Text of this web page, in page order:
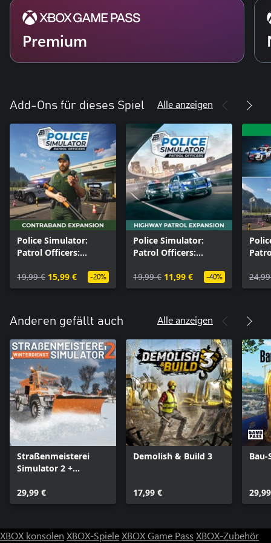
Premium
Add-Ons für dieses Spiel Alle anzeigen
Police Simulator:
Patrol Officers:
Expansion
19,99 € 15,99 € -20%
Police Simulator:
Patrol Officers:
Expansion
19,99 € 11,99 € -40%
Anderen gefällt auch Alle anzeigen
Straßenmeisterei
Simulator 2 +
29,99 €
Demolish & Build 3
17,99 €
XBOX konsolen XBOX-SpieleXBOX Game Pass XBOX-Zubehör